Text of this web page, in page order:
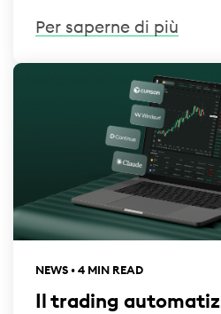
Per saperne di più
NEWS • 4 MIN READ
Il trading